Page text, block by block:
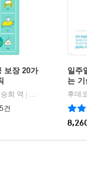
보장 20가
희 역 |
건
일주
는 기